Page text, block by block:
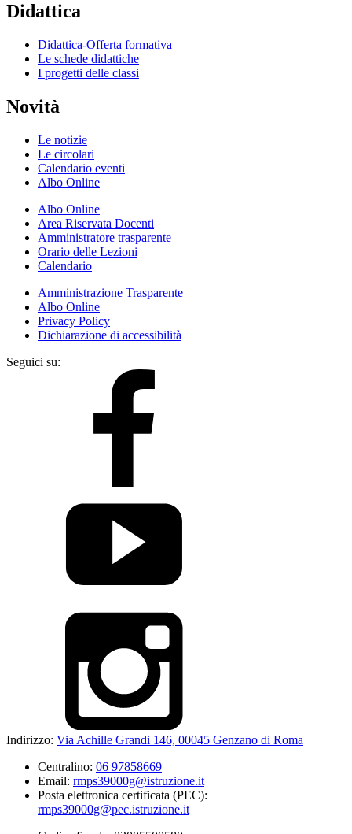
Didattica
Didattica-Offerta formativa
Le schede didattiche
I progetti delle classi
Novità
Le notizie
Le circolari
Calendario eventi
Albo Online
Albo Online
Area Riservata Docenti
Amministratore trasparente
Orario delle Lezioni
Calendario
Amministrazione Trasparente
Albo Online
Privacy Policy
Dichiarazione di accessibilità
Seguici su:
Indirizzo: Via Achille Grandi 146, 00045 Genzano di Roma
Centralino: 06 97858669
Email: rmps39000g@istruzione.it
Posta elettronica certificata (PEC):
rmps39000g@pec.istruzione.it